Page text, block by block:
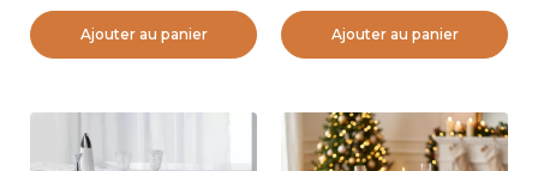
Ajouter au panier Ajouter au panier